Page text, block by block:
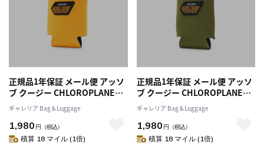
正規品1年保証 メール便 アッソ
ブ クージー CHLOROPLANE
AS2OV ORIGINAL KOOZIE ド
リンクホルダー ボトルホルダー
CHLOROPLANE SERIES 保冷
保温 水滴防止 防水 撥水 缶 カバ
ギャレリア Bag＆Luggage
1,980 円 （税込）
積算 18 マイル (1倍)
正規品1年保証 メール便 アッソ
ブ クージー CHLOROPLANE
AS2OV ORIGINAL KOOZIE ド
リンクホルダー ボトルホルダー
CHLOROPLANE SERIES 保冷
保温 水滴防止 防水 撥水 缶 カバ
ギャレリア Bag＆Luggage
1,980 円 （税込）
積算 18 マイル (1倍)